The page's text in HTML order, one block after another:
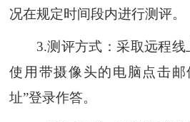
况在规定时间段内进行测评。
3.测评方式：采取远程
使用带摄像头的电脑点击邮
址”登录作答。